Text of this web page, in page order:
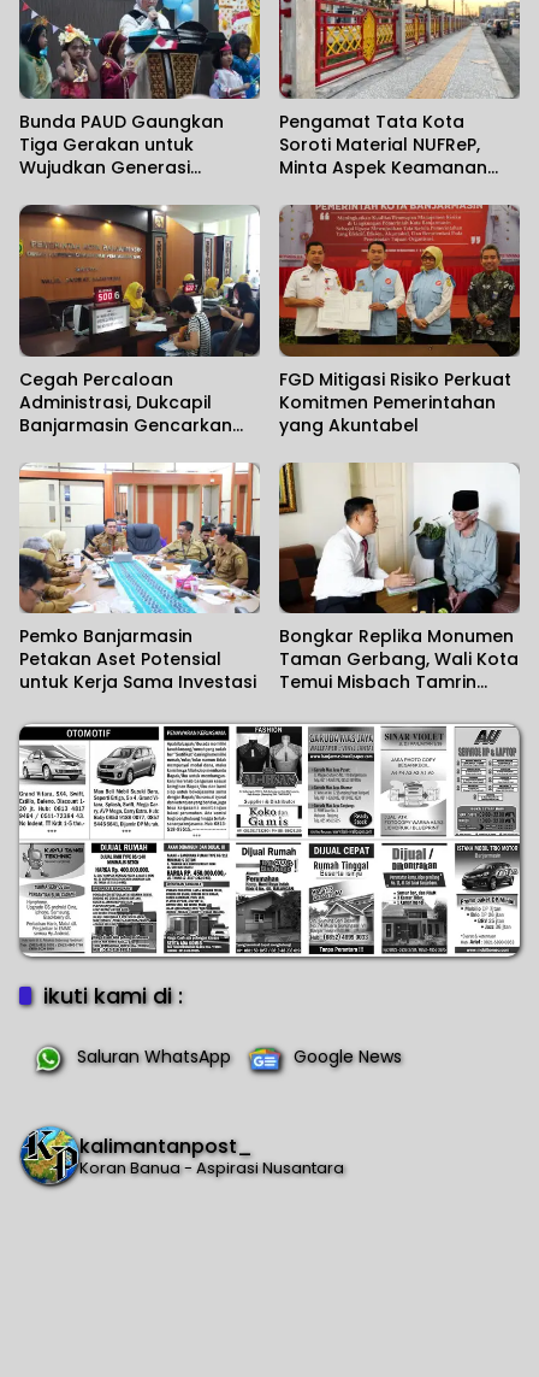
Bunda PAUD Gaungkan
Tiga Gerakan untuk
Wujudkan Generasi
Pengamat Tata Kota
Soroti Material NUFReP,
Minta Aspek Keamanan
Maraknya Pencurian
Fasilitas Umum
Cegah Percaloan
Administrasi, Dukcapil
Banjarmasin Gencarkan
Berurusan kepada
Masyarakat
FGD Mitigasi Risiko Perkuat
Komitmen Pemerintahan
yang Akuntabel
Pemko Banjarmasin
Petakan Aset Potensial
untuk Kerja Sama Investasi
Bongkar Replika Monumen
Taman Gerbang, Wali Kota
Temui Misbach Tamrin
Maaf
ikuti kami di :
Saluran WhatsApp Google News
kalimantanpost_
Koran Banua - Aspirasi Nusantara